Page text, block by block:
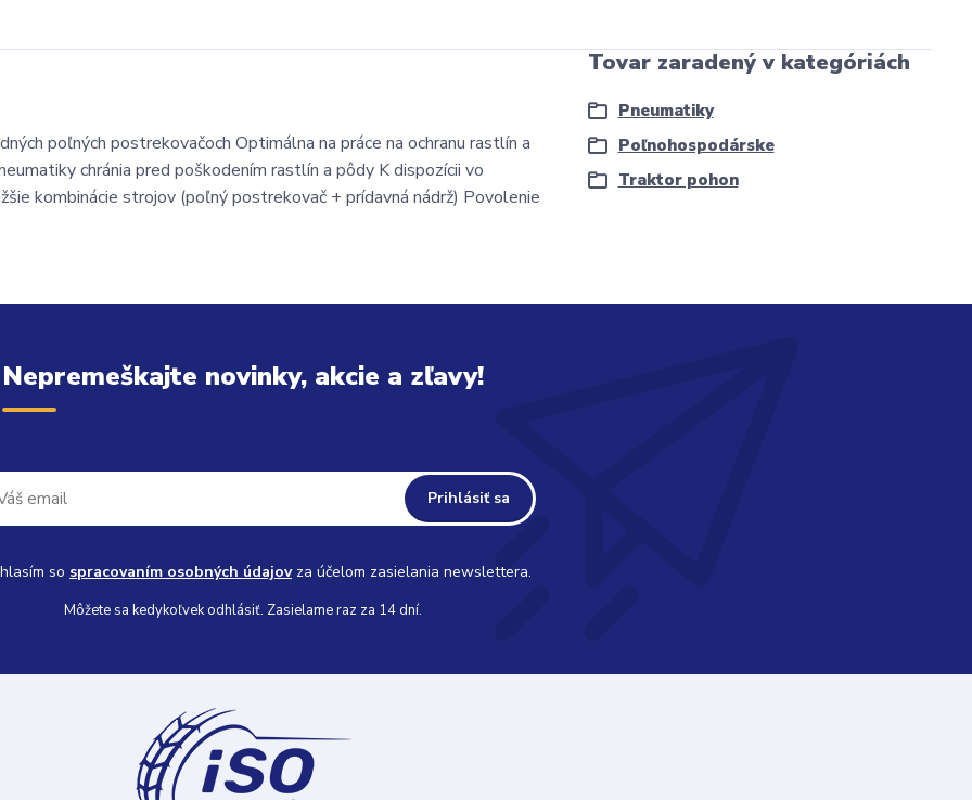
poľných postrekovačoch Optimálna na práce na ochranu rastlín a
chránia pred poškodením rastlín a pôdy K dispozícii vo
kombinácie strojov (poľný postrekovač + prídavná nádrž) Povolenie
Tovar zaradený v kategóriách
Pneumatiky
Poľnohospodárske
Traktor pohon
Nepremeškajte novinky, akcie a zľavy!
Prihlásiť sa
so spracovaním osobných údajovza účelom zasielania newslettera.
Môžete sa kedykoľvek odhlásiť. Zasielame raz za 14 dní.